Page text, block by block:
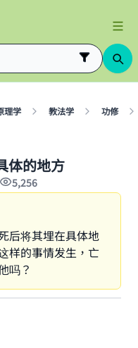
理学 教法学 功修
体的地方
5,256
后将其埋在具体地
样的事情发生，亡
吗？